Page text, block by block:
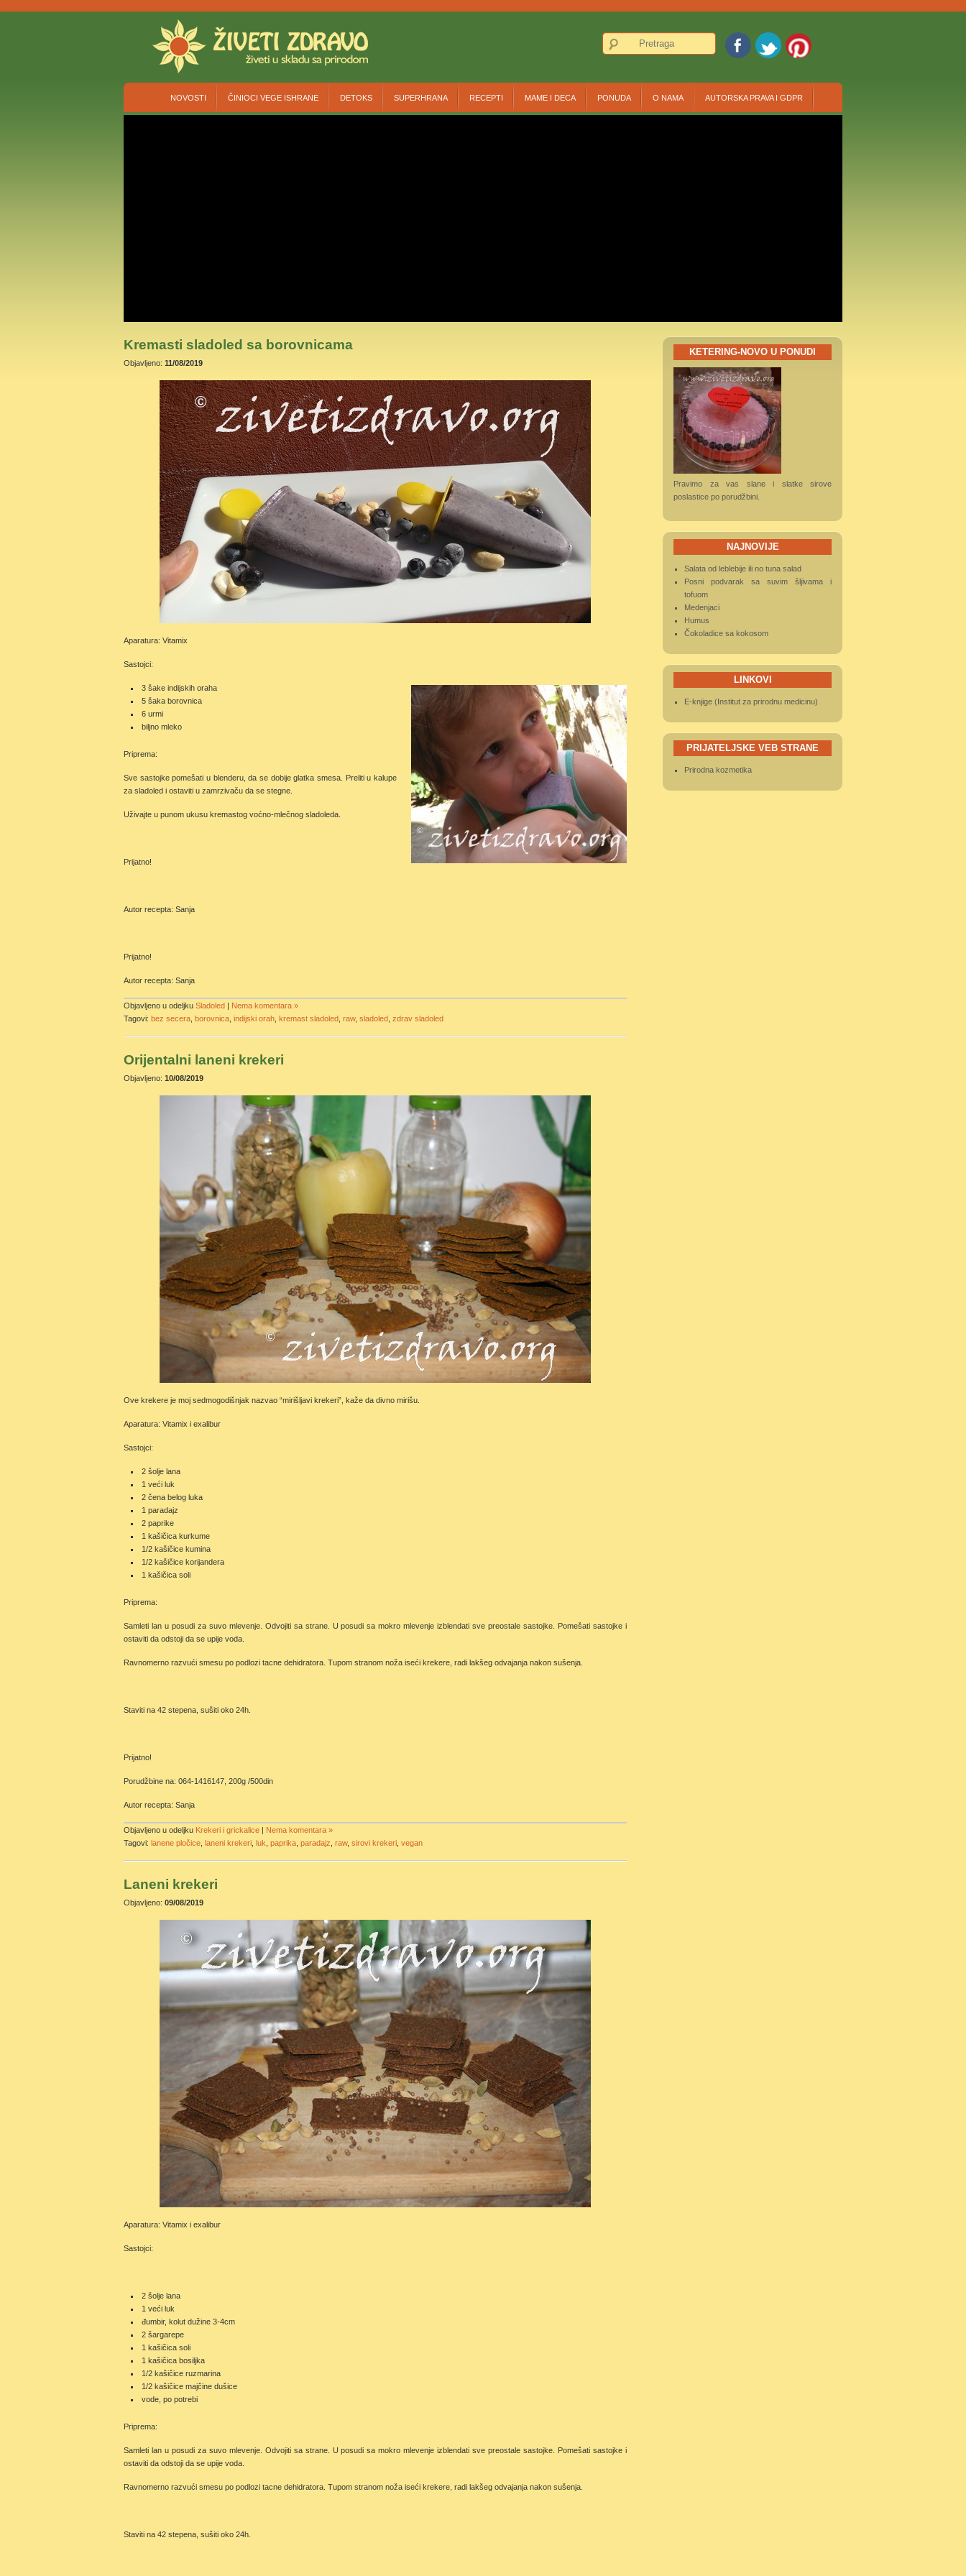
NOVOSTI ČINIOCI VEGE ISHRANE DETOKS SUPERHRANA RECEPTI MAME I DECA PONUDA O NAMA AUTORSKA PRAVA I GDPR
Kremasti sladoled sa borovnicama
Objavljeno: 11/08/2019
Aparatura: Vitamix
Sastojci:
3 šake indijskih oraha
5 šaka borovnica
6 urmi
biljno mleko
Priprema:
Sve sastojke pomešati u blenderu, da se dobije glatka smesa. Preliti u kalupe
za sladoled i ostaviti u zamrzivaču da se stegne.
Uživajte u punom ukusu kremastog voćno-mlečnog sladoleda.
Prijatno!
Autor recepta: Sanja
Prijatno!
Autor recepta: Sanja
Objavljeno u odeljku Sladoled | Nema komentara »
Tagovi: bez secera borovnica indijski orah kremast sladoled raw, sladoled zdrav sladoled
Orijentalni laneni krekeri
Objavljeno: 10/08/2019
Ove krekere je moj sedmogodišnjak nazvao “mirišljavi krekeri”, kaže da divno mirišu.
Aparatura: Vitamix i exalibur
Sastojci:
2 šolje lana
1 veći luk
2 čena belog luka
1 paradajz
2 paprike
1 kašičica kurkume
1/2 kašičice kumina
1/2 kašičice korijandera
1 kašičica soli
Priprema:
Samleti lan u posudi za suvo mlevenje. Odvojiti sa strane. U posudi sa mokro mlevenje izblendati sve preostale sastojke. Pomešati sastojke i
ostaviti da odstoji da se upije voda.
Ravnomerno razvući smesu po podlozi tacne dehidratora. Tupom stranom noža iseći krekere, radi lakšeg odvajanja nakon sušenja.
Staviti na 42 stepena, sušiti oko 24h.
Prijatno!
Porudžbine na: 064-1416147, 200g /500din
Autor recepta: Sanja
Objavljeno u odeljku Krekeri i grickalice | Nema komentara »
Tagovi: lanene pločice laneni krekeri luk paprika paradajz raw, sirovi krekeri vegan
Laneni krekeri
Objavljeno: 09/08/2019
Aparatura: Vitamix i exalibur
Sastojci:
2 šolje lana
1 veći luk
đumbir, kolut dužine 3-4cm
2 šargarepe
1 kašičica soli
1 kašičica bosiljka
1/2 kašičice ruzmarina
1/2 kašičice majčine dušice
vode, po potrebi
Priprema:
Samleti lan u posudi za suvo mlevenje. Odvojiti sa strane. U posudi sa mokro mlevenje izblendati sve preostale sastojke. Pomešati sastojke i
ostaviti da odstoji da se upije voda.
Ravnomerno razvući smesu po podlozi tacne dehidratora. Tupom stranom noža iseći krekere, radi lakšeg odvajanja nakon sušenja.
Staviti na 42 stepena, sušiti oko 24h.
KETERING-NOVO U PONUDI
Pravimo za vas slane i slatke sirove
poslastice po porudžbini.
NAJNOVIJE
Salata od leblebije ili no tuna salad
Posni podvarak sa suvim šljivama i
tofuom
Medenjaci
Humus
Čokoladice sa kokosom
LINKOVI
E-knjige (Institut za prirodnu medicinu)
PRIJATELJSKE VEB STRANE
Prirodna kozmetika